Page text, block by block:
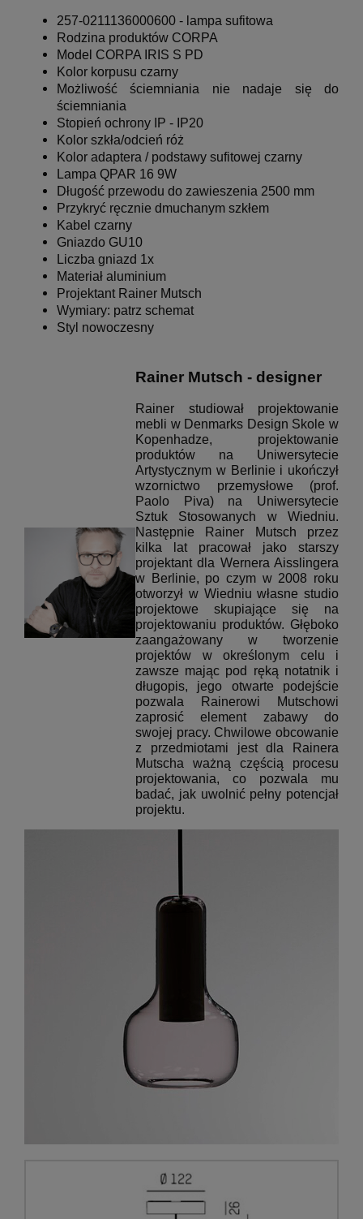
257-0211136000600 - lampa sufitowa
Rodzina produktów CORPA
Model CORPA IRIS S PD
Kolor korpusu czarny
Możliwość ściemniania nie nadaje się do
ściemniania
Stopień ochrony IP - IP20
Kolor szkła/odcień róż
Kolor adaptera / podstawy sufitowej czarny
Lampa QPAR 16 9W
Długość przewodu do zawieszenia 2500 mm
Przykryć ręcznie dmuchanym szkłem
Kabel czarny
Gniazdo GU10
Liczba gniazd 1x
Materiał aluminium
Projektant Rainer Mutsch
Wymiary: patrz schemat
Styl nowoczesny
Rainer Mutsch - designer
Rainer studiował projektowanie
mebli w Denmarks Design Skole w
Kopenhadze, projektowanie
produktów na Uniwersytecie
Artystycznym w Berlinie i ukończył
wzornictwo przemysłowe (prof.
Paolo Piva) na Uniwersytecie
Sztuk Stosowanych w Wiedniu.
Następnie Rainer Mutsch przez
kilka lat pracował jako starszy
projektant dla Wernera Aisslingera
w Berlinie, po czym w 2008 roku
otworzył w Wiedniu własne studio
projektowe skupiające się na
projektowaniu produktów. Głęboko
zaangażowany w tworzenie
projektów w określonym celu i
zawsze mając pod ręką notatnik i
długopis, jego otwarte podejście
pozwala Rainerowi Mutschowi
zaprosić element zabawy do
swojej pracy. Chwilowe obcowanie
z przedmiotami jest dla Rainera
Mutscha ważną częścią procesu
projektowania, co pozwala mu
badać, jak uwolnić pełny potencjał
projektu.